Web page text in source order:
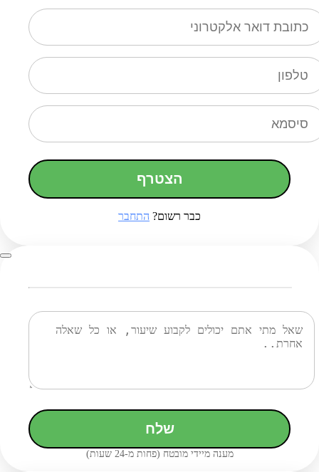
הצטרף
כבר רשום? התחבר
שלח
מענה מיידי מובטח (פחות מ-24 שעות)